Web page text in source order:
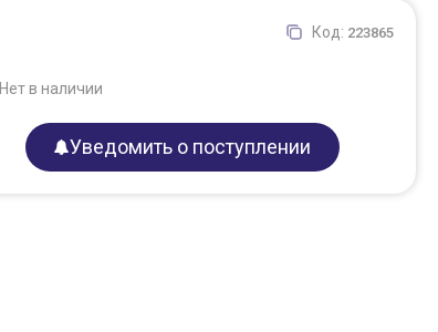
Код: 223865
Нет в наличии
Уведомить о поступлении